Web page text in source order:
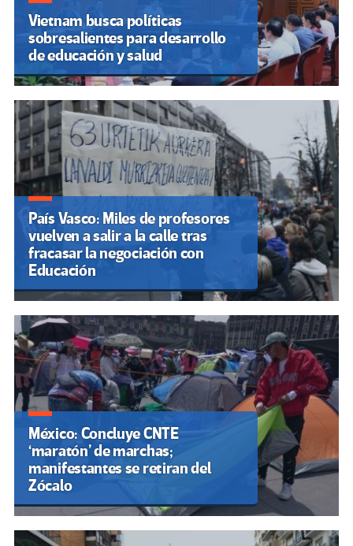
Vietnam busca políticas
sobresalientes para desarrollo
de educación y salud
País Vasco: Miles de profesores
vuelven a salir a la calle tras
fracasar la negociación con
Educación
México: Concluye CNTE
‘maratón’ de marchas;
manifestantes se retiran del
Zócalo